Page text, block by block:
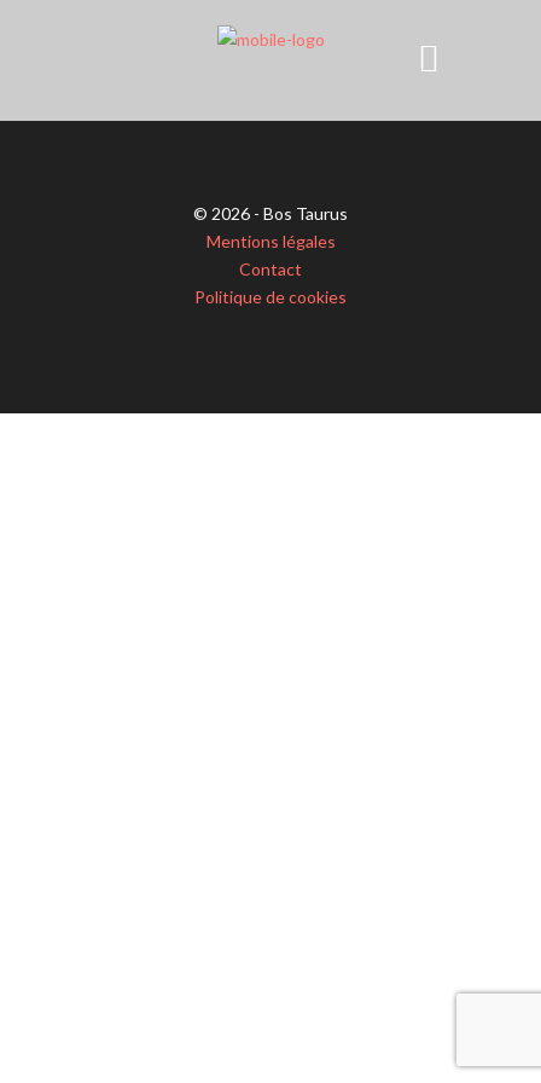
© 2026 - Bos Taurus
Mentions légales
Contact
Politique de cookies